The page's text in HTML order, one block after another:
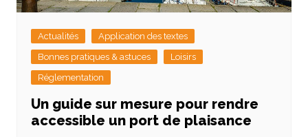
Actualités
Application des textes
Bonnes pratiques & astuces
Loisirs
Réglementation
Un guide sur mesure pour rendre
accessible un port de plaisance